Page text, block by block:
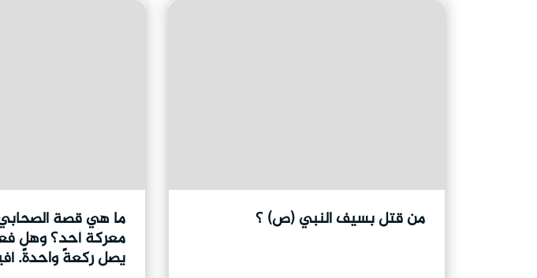
من قتل بسيف النبي (ص) ؟ ما هي قصة
معركة أحد؟ وهل
يصل ركعةً واحدةً.